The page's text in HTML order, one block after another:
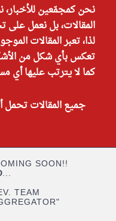
نحن كمجمّعين للأخبار،
المقالات، بل نعمل
لذا، تعبر المقالات
تعكس بأي شكل من
كما لا يترتب عليها أي
جميع المقالات تحمل
SOON!!
...
TEAM